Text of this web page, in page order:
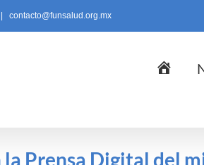
contacto@funsalud.org.mx
Inicio
la Prensa Digital del